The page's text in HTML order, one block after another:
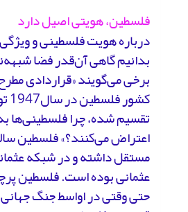
فلسطین، هویتی اصیل دارد
درباره هویت فلسطینی و
بدانیم گاهی آن‌قدر فضا
برخی می‌گویند «قراردادی
تقسیم شده، چرا فلسطینی‌ها
اعتراض می‌کنند؟» فلسطین
مستقل داشته و در شبکه
عثمانی بوده است. فلسطین
حتی وقتی در اواسط جنگ